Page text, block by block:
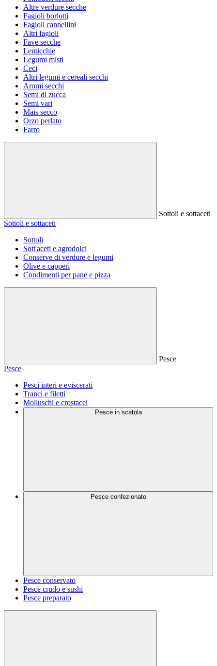
Altre verdure secche
Fagioli borlotti
Fagioli cannellini
Altri fagioli
Fave secche
Lenticchie
Legumi misti
Ceci
Altri legumi e cereali secchi
Aromi secchi
Semi di zucca
Semi vari
Mais secco
Orzo perlato
Farro
Sottoli e sottaceti
Sottoli e sottaceti
Sottoli
Sott'aceti e agrodolci
Conserve di verdure e legumi
Olive e capperi
Condimenti per pane e pizza
Pesce
Pesce
Pesci interi e eviscerati
Tranci e filetti
Molluschi e crostacei
Pesce in scatola
Pesce confezionato
Pesce conservato
Pesce crudo e sushi
Pesce preparato